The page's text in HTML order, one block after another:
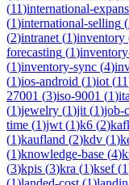
(11)international-
(1)international-selling (
(2)intranet (1)inventory
forecasting (1)
(1)inventory-sync (4)
(1)ios-android (1)iot (11
27001 (3)iso-9001 (1)
(1)jewelry (1)jit (1)job-
time (1)jwt (1)k6 (2)
(1)kaufland (2)kdv (1)
(1)knowledge-base (4)
(3)kpis (3)kra (1)ksef(1